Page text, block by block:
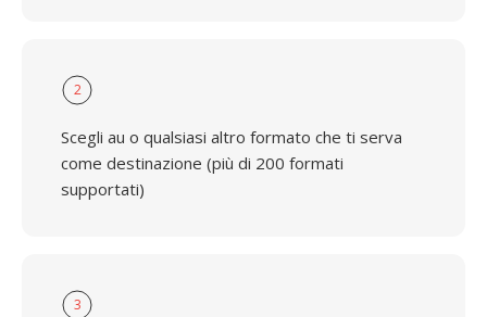
2
Scegli au o qualsiasi altro formato che ti serva
come destinazione (più di 200 formati
supportati)
3